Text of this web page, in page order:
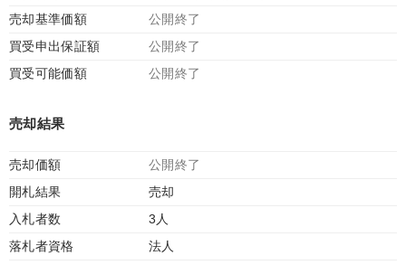
売却基準価額
公開終了
買受申出保証額
公開終了
買受可能価額
公開終了
売却結果
売却価額
公開終了
開札結果
売却
入札者数
3人
落札者資格
法人